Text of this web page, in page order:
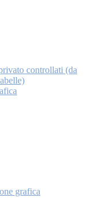
controllati (da
grafica